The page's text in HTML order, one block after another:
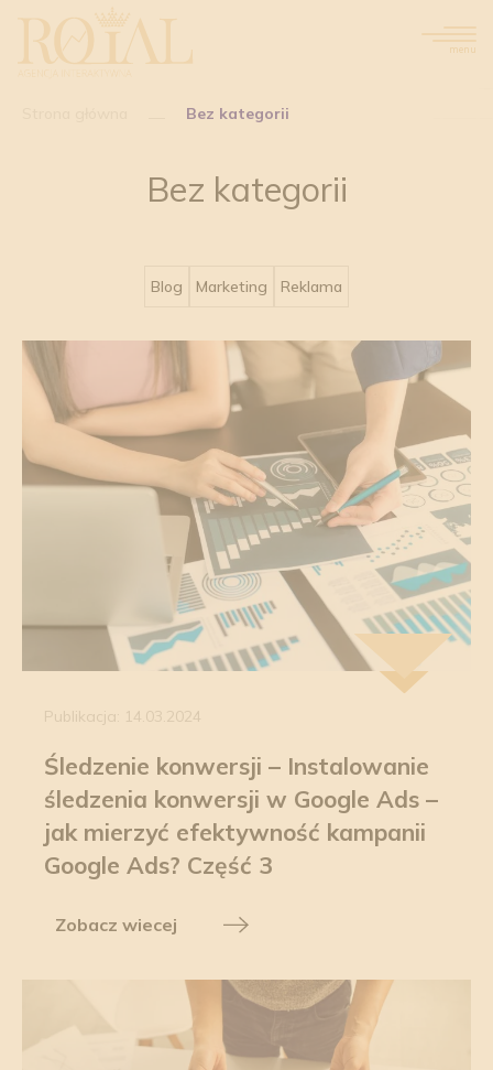
menu
Bez kategorii
Bez kategorii
Blog Marketing Reklama
Publikacja: 14.03.2024
Śledzenie konwersji – Instalowanie
śledzenia konwersji w Google Ads –
jak mierzyć efektywność kampanii
Google Ads? Część 3
Zobacz wiecej